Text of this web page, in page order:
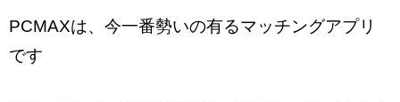
PCMAXは、今一番勢いの有るマッチングアプリ
です